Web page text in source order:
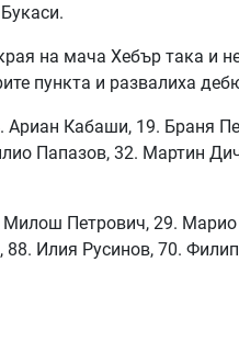
на мача Хебър така и
пункта и развалиха
Кабаши, 19. Браня
Папазов, 32. Мартин
Петрович, 29.
88. Илия Русинов, 70.